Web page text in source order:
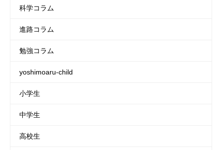
科学コラム
進路コラム
勉強コラム
yoshimoaru-child
小学生
中学生
高校生